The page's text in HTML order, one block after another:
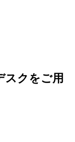
スクをご用